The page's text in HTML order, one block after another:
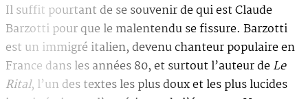
Il suffit pourtant de se souvenir de qui est Claude
Barzotti pour que le malentendu se fissure. Barzotti
est un immigré italien, devenu chanteur populaire en
France dans les années 80, et surtout l’auteur deLe
Rital, l’un des textes les plus doux et les plus lucides